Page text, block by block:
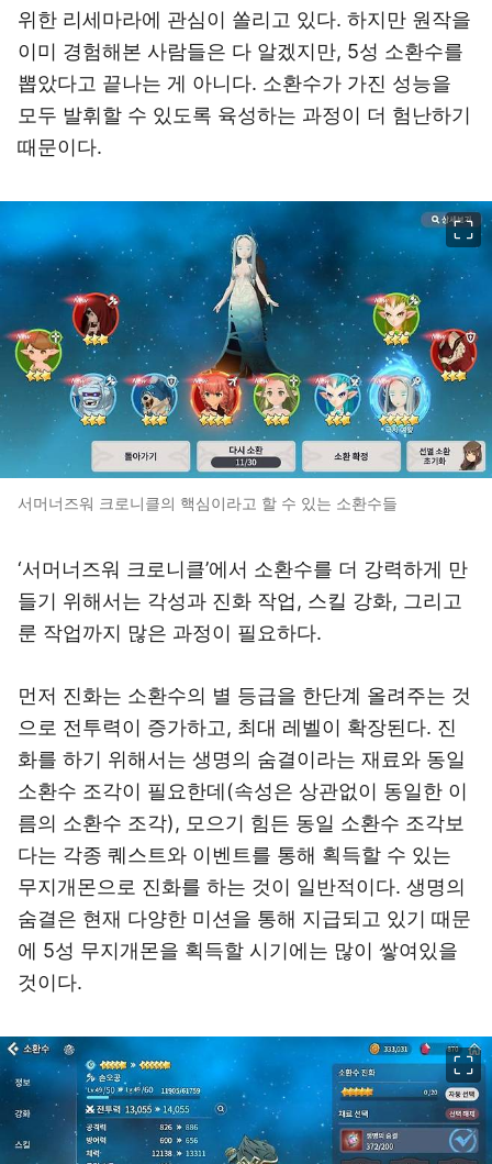
위한 리세마라에 관심이 쏠리고 있다. 하지만 원작을
이미 경험해본 사람들은 다 알겠지만, 5성 소환수를
뽑았다고 끝나는 게 아니다. 소환수가 가진 성능을
모두 발휘할 수 있도록 육성하는 과정이 더 험난하기
때문이다.
서머너즈워 크로니클의 핵심이라고 할 수 있는 소환수들
‘서머너즈워 크로니클’에서 소환수를 더 강력하게 만
들기 위해서는 각성과 진화 작업, 스킬 강화, 그리고
룬 작업까지 많은 과정이 필요하다.
먼저 진화는 소환수의 별 등급을 한단계 올려주는 것
으로 전투력이 증가하고, 최대 레벨이 확장된다. 진
화를 하기 위해서는 생명의 숨결이라는 재료와 동일
소환수 조각이 필요한데(속성은 상관없이 동일한 이
름의 소환수 조각), 모으기 힘든 동일 소환수 조각보
다는 각종 퀘스트와 이벤트를 통해 획득할 수 있는
무지개몬으로 진화를 하는 것이 일반적이다. 생명의
숨결은 현재 다양한 미션을 통해 지급되고 있기 때문
에 5성 무지개몬을 획득할 시기에는 많이 쌓여있을
것이다.